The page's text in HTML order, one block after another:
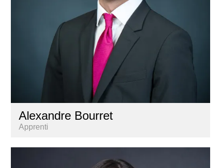
Alexandre Bourret
Apprenti